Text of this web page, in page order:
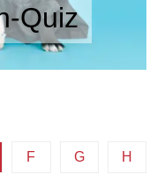
Quiz
F G H